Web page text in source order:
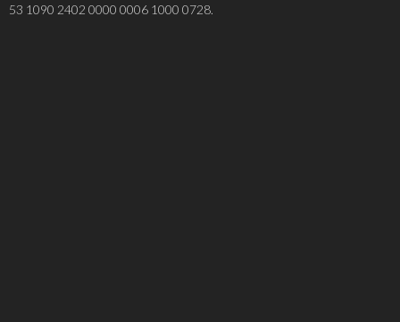
53 1090 2402 0000 0006 1000 0728.